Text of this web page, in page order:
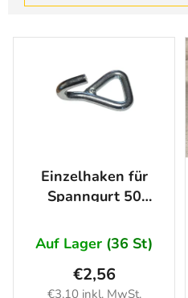
o
d
L
Einzelhaken für
Spanngurt 50
verzinkt
Auf Lager (36 St)
€3,10 inkl. MwSt.
€2,56